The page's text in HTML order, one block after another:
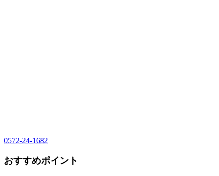
0572-24-1682
おすすめポイント